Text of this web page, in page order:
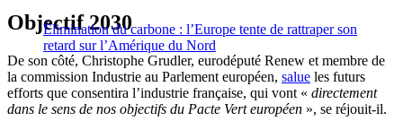
Élimination du carbone : l’Europe tente de rattraper son
retard sur l’Amérique du Nord
Objectif 2030
De son côté, Christophe Grudler, eurodéputé Renew et membre de
la commission Industrie au Parlement européen, salue les futurs
efforts que consentira l’industrie française, qui vont « directement
dans le sens de nos objectifs du Pacte Vert européen », se réjouit-il.